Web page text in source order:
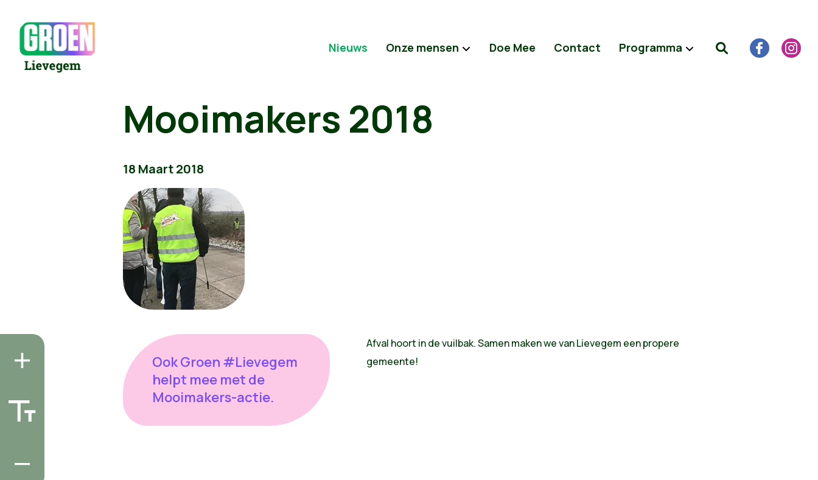
Nieuws Onze mensen Doe Mee Contact Programma
Mooimakers 2018
18 Maart 2018
Ook Groen #Lievegem
helpt mee met de
Mooimakers-actie.
Afval hoort in de vuilbak. Samen maken we van Lievegem een propere
gemeente!